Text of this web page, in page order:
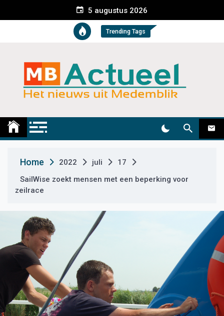
e
t
5 augustus 2026
Trending Tags
Medemblik Actueel
Home 2022 juli
17
SailWise zoekt mensen met een beperking voor
zeilrace